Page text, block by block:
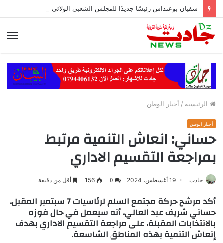
الرئيسية / أخبار الوطن
أخبار الوطن
حساني: انعاش التنمية مرتبط
بمراجعة التقسيم الاداري
جادت 19 أغسطس، 2024 0
156 أقل من دقيقة
أكد مرشح حركة مجتمع السلم لرئاسيات 7 سبتمبر المقبل،
حساني شريف عبد العالي، أنه سيعمل في حال فوزه
بالانتخابات المقبلة، على مراجعة التقسيم الاداري بهدف
إنعاش التنمية بهذه المناطق الشاسعة.